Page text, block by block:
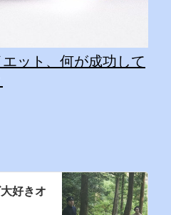
ット、何が成功して
好きオ